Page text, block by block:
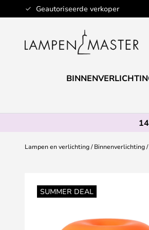
Geautoriseerde verkoper
Ga
naar
inhoud
Lampen en verlichting Binnenverlichting
SUMMER DEAL
naar